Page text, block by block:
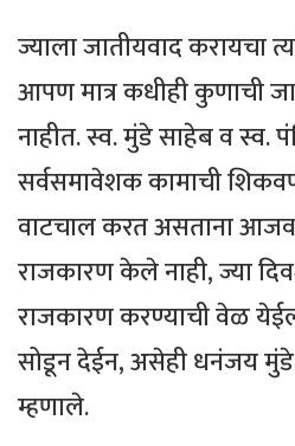
ज्याला जातीयवाद करायचा
आपण मात्र कधीही कुणाची
नाहीत. स्व. मुंडे साहेब व स्व.
सर्वसमावेशक कामाची
वाटचाल करत असताना
राजकारण केले नाही, ज्या
राजकारण करण्याची वेळ
सोडून देईन, असेही धनंजय मुंडे
म्हणाले.